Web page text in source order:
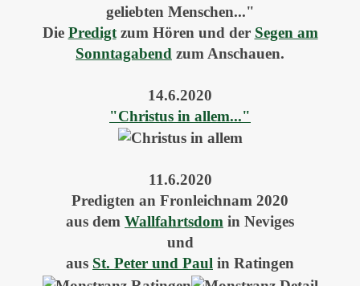
geliebten Menschen..."
Die Predigtzum Hören und der Segen am
Sonntagabend zum Anschauen.
14.6.2020
"Christus in allem..."
11.6.2020
Predigten an Fronleichnam 2020
aus dem Wallfahrtsdom in Neviges
und
aus St. Peter und Paul in Ratingen